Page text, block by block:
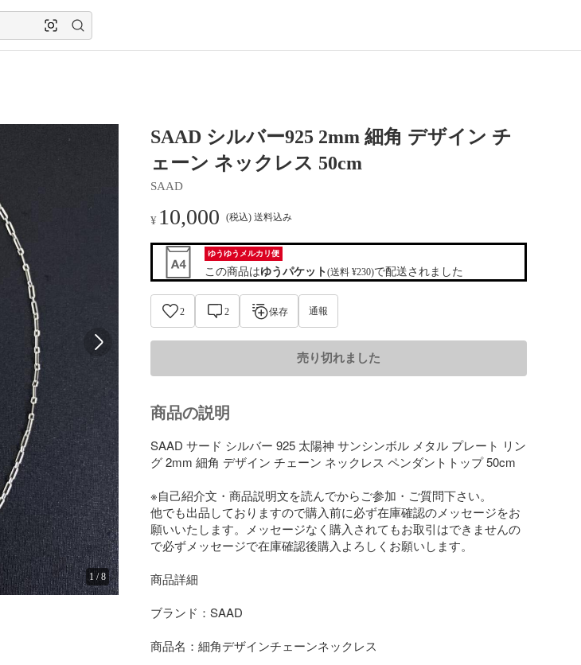
1/8
SAAD シルバー925 2mm 細角 デザイン チ
ェーン ネックレス 50cm
SAAD
¥ 10,000 (税込) 送料込み
ゆうゆうメルカリ便
この商品はゆうパケット(送料 ¥230)で配送されました
2 2 保存 通報
売り切れました
商品の説明
SAAD サード シルバー 925 太陽神 サンシンボル メタル プレート リン
グ 2mm 細角 デザイン チェーン ネックレス ペンダントトップ 50cm
※自己紹介文・商品説明文を読んでからご参加・ご質問下さい。
他でも出品しておりますので購入前に必ず在庫確認のメッセージをお
願いいたします。メッセージなく購入されてもお取引はできませんの
で必ずメッセージで在庫確認後購入よろしくお願いします。
商品詳細
ブランド：SAAD
商品名：細角デザインチェーンネックレス